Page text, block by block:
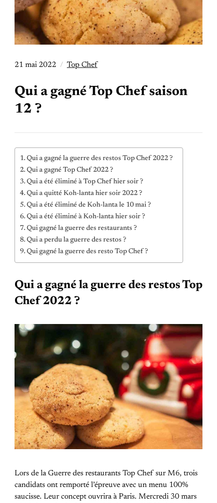
21 mai 2022 Top Chef
Qui a gagné Top Chef saison
12 ?
Qui a gagné la guerre des restos Top Chef 2022 ?
Qui a gagné Top Chef 2022 ?
Qui a été éliminé à Top Chef hier soir ?
Qui a quitté Koh-lanta hier soir 2022 ?
Qui a été éliminé de Koh-lanta le 10 mai ?
Qui a été éliminé à Koh-lanta hier soir ?
Qui gagné la guerre des restaurants ?
Qui a perdu la guerre des restos ?
Qui gagné la guerre des resto Top Chef ?
Qui a gagné la guerre des restos Top
Chef 2022 ?
Lors de la Guerre des restaurants Top Chef sur M6, trois
candidats ont remporté l’épreuve avec un menu 100%
saucisse. Leur concept ouvrira à Paris. Mercredi 30 mars